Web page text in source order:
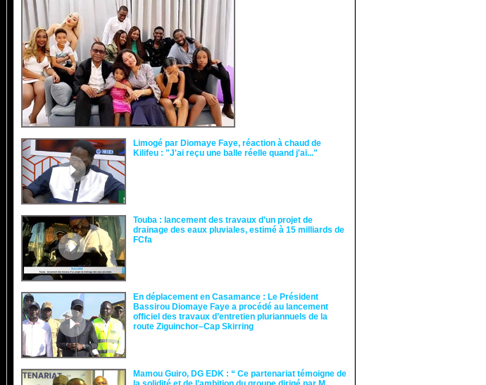
Limogé par Diomaye Faye, réaction à chaud de
Kilifeu : "J'ai reçu une balle réelle quand j'ai..."
Touba : lancement des travaux d’un projet de
drainage des eaux pluviales, estimé à 15 milliards de
FCfa ‎
En déplacement en Casamance : Le Président
Bassirou Diomaye Faye a procédé au lancement
officiel des travaux d’entretien pluriannuels de la
route Ziguinchor–Cap Skirring
Mamou Guiro, DG EDK : “ Ce partenariat témoigne de